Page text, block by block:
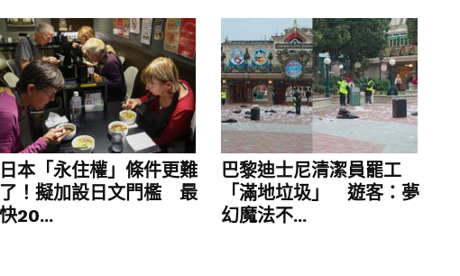
但現實戰火已讓中國大陸在中東的角色日益尷尬。北京
圖展現「全球調解者」形象，如今卻被迫站在風暴邊
朗原油對中輸出大減，觀察家普遍認為，北京接下來將
在中東的戰略部署。這場突如其來的戰爭，無疑是對中
日本「永住權」條件更難
了！擬加設日文門檻 最
快20...
巴黎迪士尼清潔員罷工
「滿地垃圾」 遊客：夢
幻魔法不...